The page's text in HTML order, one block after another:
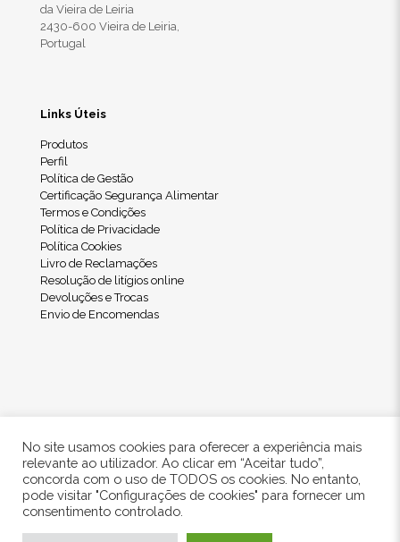
da Vieira de Leiria
2430-600 Vieira de Leiria,
Portugal
Links Úteis
Produtos
Perfil
Política de Gestão
Certificação Segurança Alimentar
Termos e Condições
Política de Privacidade
Política Cookies
Livro de Reclamações
Resolução de litígios online
Devoluções e Trocas
Envio de Encomendas
© 2024 Freshwood. All Rights Reserved.
No site usamos cookies para oferecer a experiência mais
relevante ao utilizador. Ao clicar em “Aceitar tudo”,
concorda com o uso de TODOS os cookies. No entanto,
pode visitar "Configurações de cookies" para fornecer um
consentimento controlado.